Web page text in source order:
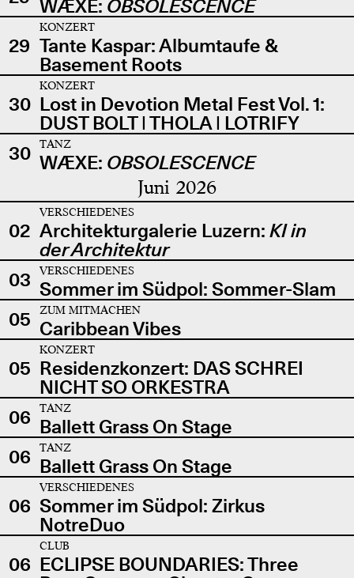
WÆXE: OBSOLESCENCE
29
KONZERT
Tante Kaspar: Albumtaufe &
Basement Roots
30
KONZERT
Lost in Devotion Metal Fest Vol. 1:
DUST BOLT | THOLA | LOTRIFY
30
TANZ
WÆXE: OBSOLESCENCE
Juni 2026
02
VERSCHIEDENES
Architekturgalerie Luzern: KI in
der Architektur
03
VERSCHIEDENES
Sommer im Südpol: Sommer-Slam
05
ZUM MITMACHEN
Caribbean Vibes
05
KONZERT
Residenzkonzert: DAS SCHREI
NICHT SO ORKESTRA
06
TANZ
Ballett Grass On Stage
06
TANZ
Ballett Grass On Stage
06
VERSCHIEDENES
Sommer im Südpol: Zirkus
NotreDuo
06
CLUB
ECLIPSE BOUNDARIES: Three